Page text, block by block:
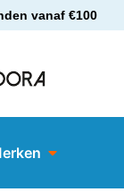
vanaf €100